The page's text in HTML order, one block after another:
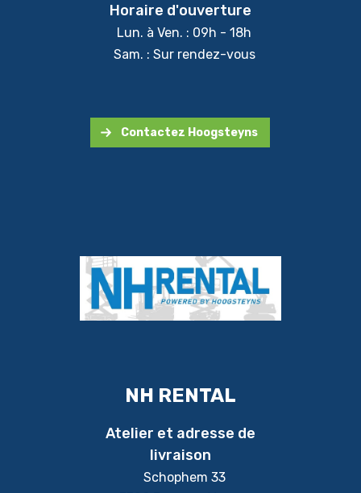
Horaire d'ouverture
Lun. à Ven. : 09h - 18h
Sam. : Sur rendez-vous
Contactez Hoogsteyns
NH RENTAL
Atelier et adresse de
livraison
Schophem 33